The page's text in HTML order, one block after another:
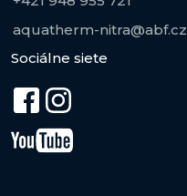
aquatherm-nitra@abf.cz
Sociálne siete